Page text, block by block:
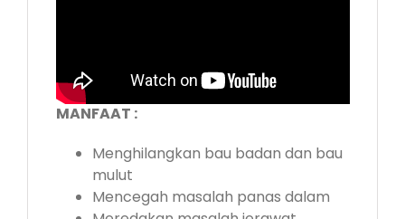
MANFAAT :
Menghilangkan bau badan dan bau
mulut
Mencegah masalah panas dalam